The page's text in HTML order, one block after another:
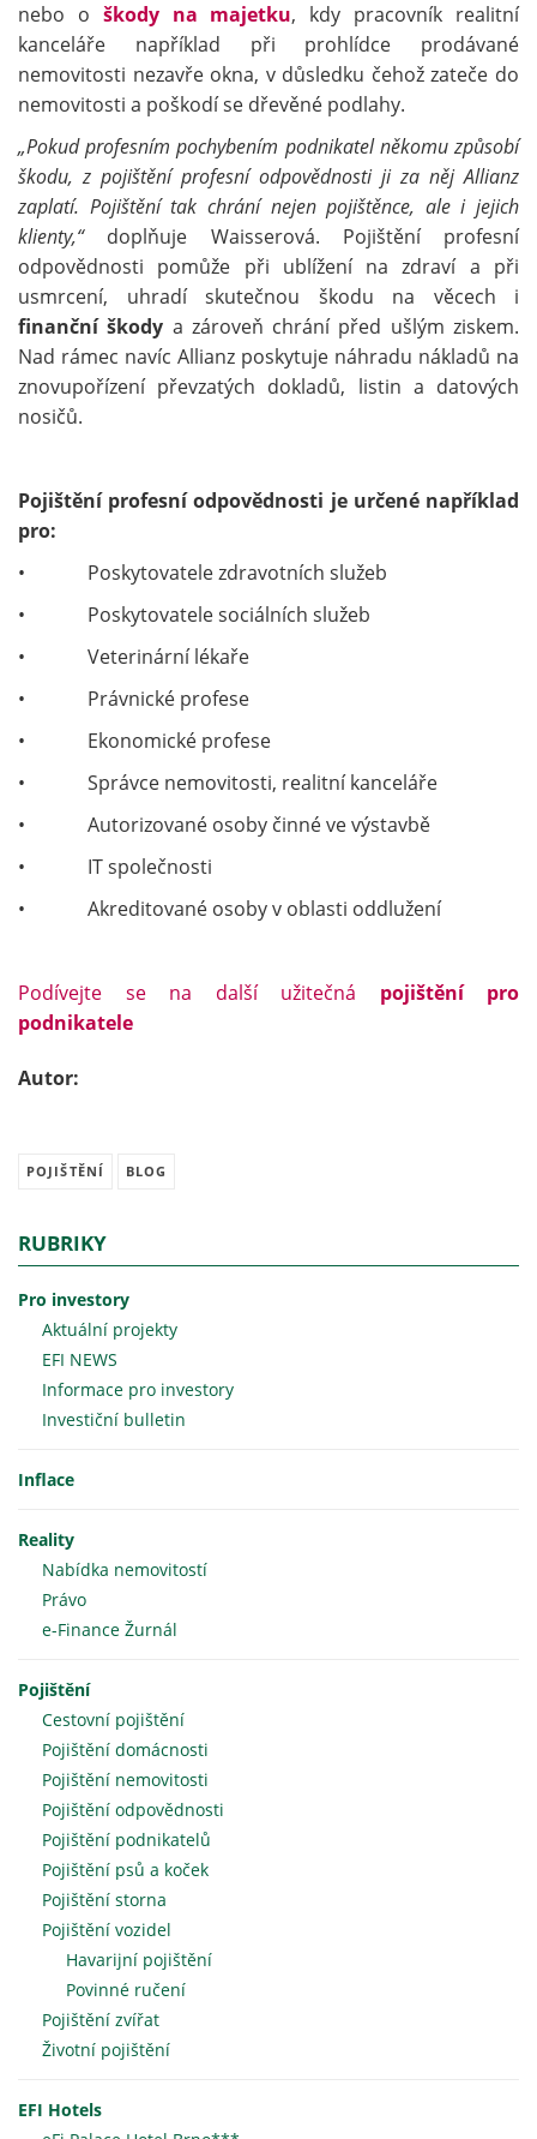
nebo o škody na majetku, kdy pracovník realitní
kanceláře například při prohlídce prodávané
nemovitosti nezavře okna, v důsledku čehož zateče do
nemovitosti a poškodí se dřevěné podlahy.
„Pokud profesním pochybením podnikatel někomu způsobí
škodu, z pojištění profesní odpovědnosti ji za něj Allianz
zaplatí. Pojištění tak chrání nejen pojištěnce, ale i jejich
klienty,“doplňuje Waisserová. Pojištění profesní
odpovědnosti pomůže při ublížení na zdraví a při
usmrcení, uhradí skutečnou škodu na věcech i
finanční škody a zároveň chrání před ušlým ziskem.
Nad rámec navíc Allianz poskytuje náhradu nákladů na
znovupořízení převzatých dokladů, listin a datových
nosičů.
Pojištění profesní odpovědnosti je určené například
pro:
• Poskytovatele zdravotních služeb
• Poskytovatele sociálních služeb
• Veterinární lékaře
• Právnické profese
• Ekonomické profese
• Správce nemovitosti, realitní kanceláře
• Autorizované osoby činné ve výstavbě
• IT společnosti
• Akreditované osoby v oblasti oddlužení
Podívejte se na další užitečná pojištění pro
podnikatele
Autor:
POJIŠTĚNÍ BLOG
RUBRIKY
Pro investory
Aktuální projekty
EFI NEWS
Informace pro investory
Investiční bulletin
Inflace
Reality
Nabídka nemovitostí
Právo
e-Finance Žurnál
Pojištění
Cestovní pojištění
Pojištění domácnosti
Pojištění nemovitosti
Pojištění odpovědnosti
Pojištění podnikatelů
Pojištění psů a koček
Pojištění storna
Pojištění vozidel
Havarijní pojištění
Povinné ručení
Pojištění zvířat
Životní pojištění
EFI Hotels